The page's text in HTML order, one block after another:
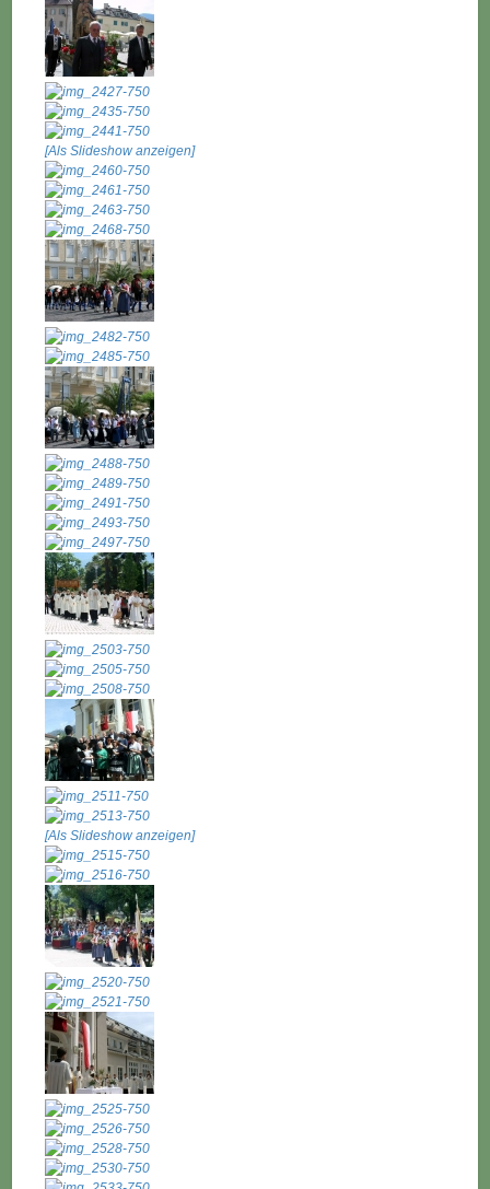
[Als Slideshow anzeigen]
[Als Slideshow anzeigen]